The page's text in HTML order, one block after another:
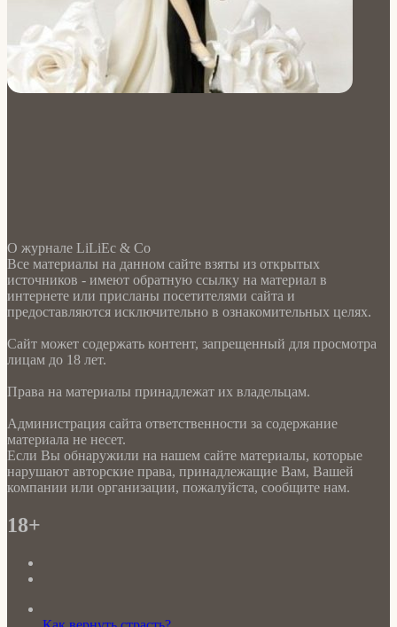
О журнале LiLiEc & Co
Все материалы на данном сайте взяты из открытых
источников - имеют обратную ссылку на материал в
интернете или присланы посетителями сайта и
предоставляются исключительно в ознакомительных целях.
Сайт может содержать контент, запрещенный для просмотра
лицам до 18 лет.
Права на материалы принадлежат их владельцам.
Администрация сайта ответственности за содержание
материала не несет.
Если Вы обнаружили на нашем сайте материалы, которые
нарушают авторские права, принадлежащие Вам, Вашей
компании или организации, пожалуйста, сообщите нам.
18+